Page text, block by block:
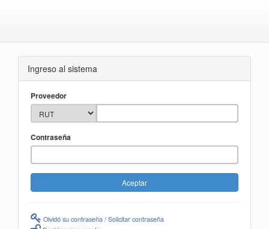
Ingreso al sistema
Proveedor
Contraseña
Olvidó su contraseña / Solicitar contraseña